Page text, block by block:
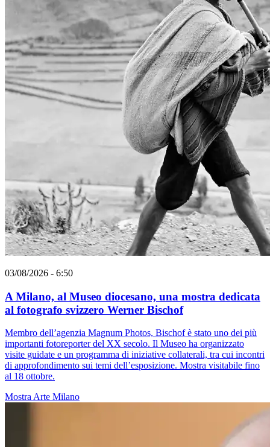
03/08/2026 - 6:50
A Milano, al Museo diocesano, una mostra dedicata
al fotografo svizzero Werner Bischof
Membro dell’agenzia Magnum Photos, Bischof è stato uno dei più
importanti fotoreporter del XX secolo. Il Museo ha organizzato
visite guidate e un programma di iniziative collaterali, tra cui incontri
di approfondimento sui temi dell’esposizione. Mostra visitabile fino
al 18 ottobre.
Mostra Arte Milano